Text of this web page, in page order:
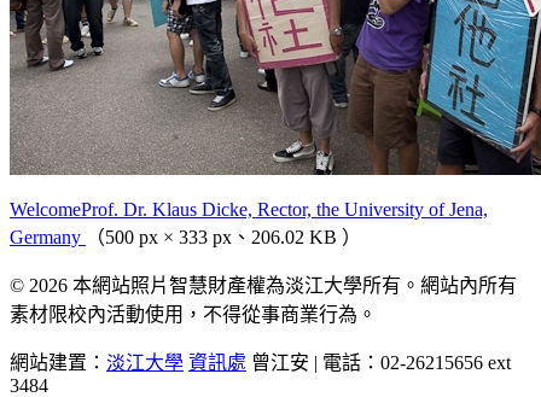
WelcomeProf. Dr. Klaus Dicke, Rector, the University of Jena,
Germany
（500 px × 333 px、206.02 KB ）
© 2026 本網站照片智慧財產權為淡江大學所有。網站內所有
素材限校內活動使用，不得從事商業行為。
網站建置： 淡江大學 資訊處 曾江安 | 電話：02-26215656 ext
3484